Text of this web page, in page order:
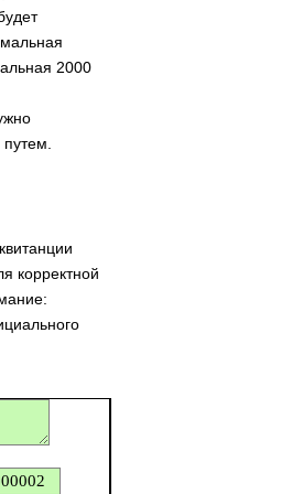
2000
путем.
корректной